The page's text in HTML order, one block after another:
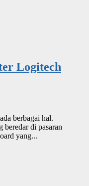
Logitech
berbagai hal.
beredar di pasaran
yang...